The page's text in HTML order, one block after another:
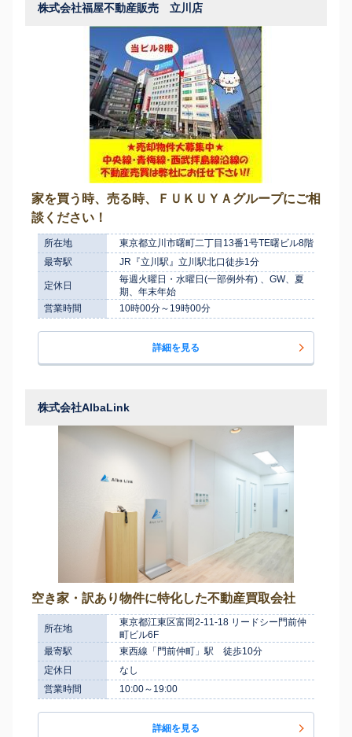
株式会社福屋不動産販売 立川店
家を買う時、売る時、ＦＵＫＵＹＡグループにご相
談ください！
所在地
東京都立川市曙町二丁目13番1号TE曙ビル8階
最寄駅
JR『立川駅』立川駅北口徒歩1分
定休日
毎週火曜日・水曜日(一部例外有) 、GW、夏
期、年末年始
営業時間
10時00分～19時00分
詳細を見る
株式会社AlbaLink
空き家・訳あり物件に特化した不動産買取会社
所在地
東京都江東区富岡2-11-18 リードシー門前仲
町ビル6F
最寄駅
東西線「門前仲町」駅 徒歩10分
定休日
なし
営業時間
10:00～19:00
詳細を見る